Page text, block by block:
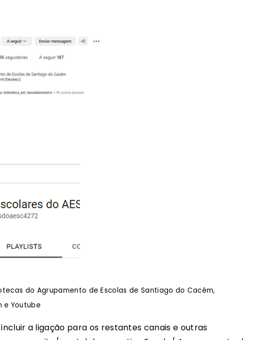
do Agrupamento de Escolas de Santiago do Cacém,
e Youtube
a ligação para os restantes canais e outras